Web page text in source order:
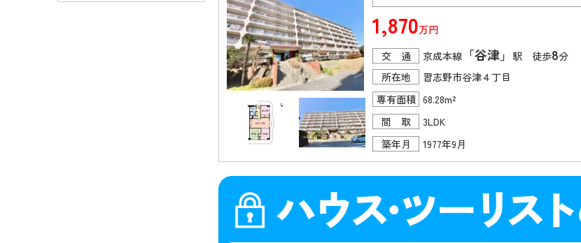
1,870万円
交 通
京成本線 「谷津」 駅 徒歩8分
所在地
習志野市谷津４丁目
専有面積 68.28m²
間 取
3LDK
築年月
1977年9月